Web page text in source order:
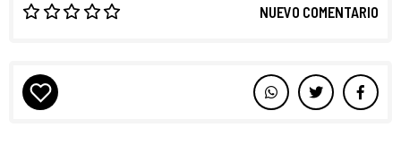
NUEVO COMENTARIO